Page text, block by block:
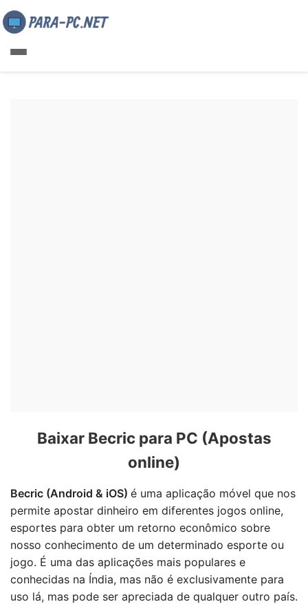
Baixar Becric para PC (Apostas
online)
Becric (Android & iOS) é uma aplicação móvel que nos
permite apostar dinheiro em diferentes jogos online,
esportes para obter um retorno econômico sobre
nosso conhecimento de um determinado esporte ou
jogo. É uma das aplicações mais populares e
conhecidas na Índia, mas não é exclusivamente para
uso lá, mas pode ser apreciada de qualquer outro país.